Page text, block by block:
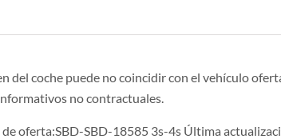
del coche puede no coincidir con el vehículo
no contractuales.
oferta:SBD-SBD-18585 3s-4s Última